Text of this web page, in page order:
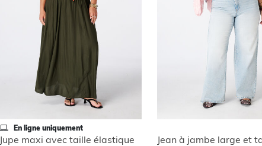
En ligne uniquement
Jupe maxi avec taille élastique